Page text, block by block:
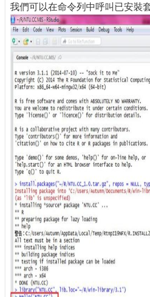
我們可以在命令列中呼叫已安裝